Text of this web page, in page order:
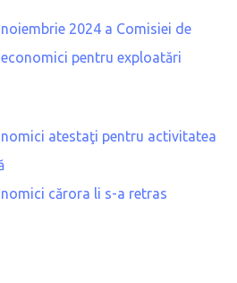
2024 a Comisiei de
pentru exploatări
atestaţi pentru activitatea
cărora li s-a retras